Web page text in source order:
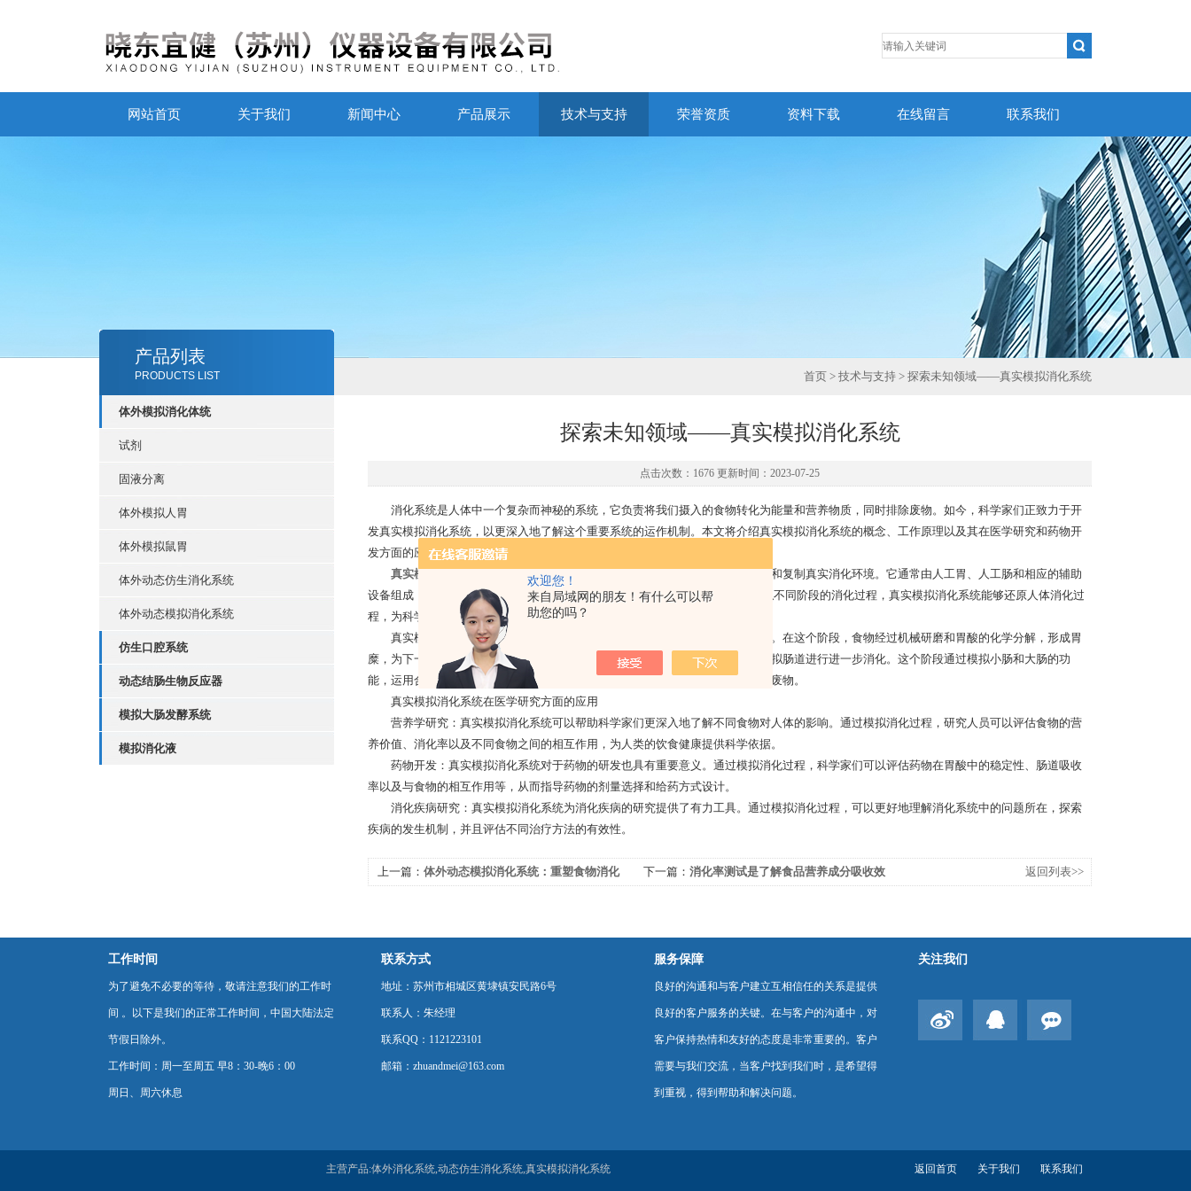
欢迎您！
来自局域网的朋友！有什么可以帮
助您的吗？
网站首页 关于我们 新闻中心 产品展示 技术与支持 荣誉资质 资料下载 在线留言 联系我们
产品列表
PRODUCTS LIST
体外模拟消化体统
试剂
固液分离
体外模拟人胃
体外模拟鼠胃
体外动态仿生消化系统
体外动态模拟消化系统
仿生口腔系统
动态结肠生物反应器
模拟大肠发酵系统
模拟消化液
首页 > 技术与支持 > 探索未知领域——真实模拟消化系统
探索未知领域——真实模拟消化系统
点击次数：1676 更新时间：2023-07-25
消化系统是人体中一个复杂而神秘的系统，它负责将我们摄入的食物转化为能量和营养物质，同时排除废物。如今，科学家们正致力于开
发真实模拟消化系统，以更深入地了解这个重要系统的运作机制。本文将介绍真实模拟消化系统的概念、工作原理以及其在医学研究和药物开
发方面的应用前景。
真实模拟消化系统
是一种基于人体消化系统特点构建的实验设备，旨在模拟和复制真实消化环境。它通常由人工胃、人工肠和相应的辅助
设备组成，可以模拟胃液、胆汁、肠液等生理液体的化学成分和PH值。通过模拟不同阶段的消化过程，真实模拟消化系统能够还原人体消化过
程，为科学家们提供一个近似真实的实验平台。
真实模拟消化系统通过合成酸性胃液和模拟机械刺激，模拟胃部的消化作用。在这个阶段，食物经过机械研磨和胃酸的化学分解，形成胃
糜，为下一步的消化做准备。经过真实模拟消化系统的胃部处理后，食物进入模拟肠道进行进一步消化。这个阶段通过模拟小肠和大肠的功
能，运用合成胆汁和肠液等消化液体，将食物中的营养物质分解吸收，同时排除废物。
真实模拟消化系统在医学研究方面的应用
营养学研究：真实模拟消化系统可以帮助科学家们更深入地了解不同食物对人体的影响。通过模拟消化过程，研究人员可以评估食物的营
养价值、消化率以及不同食物之间的相互作用，为人类的饮食健康提供科学依据。
药物开发：真实模拟消化系统对于药物的研发也具有重要意义。通过模拟消化过程，科学家们可以评估药物在胃酸中的稳定性、肠道吸收
率以及与食物的相互作用等，从而指导药物的剂量选择和给药方式设计。
消化疾病研究：真实模拟消化系统为消化疾病的研究提供了有力工具。通过模拟消化过程，可以更好地理解消化系统中的问题所在，探索
疾病的发生机制，并且评估不同治疗方法的有效性。
上一篇： 体外动态模拟消化系统：重塑食物消化
下一篇： 消化率测试是了解食品营养成分吸收效
返回列表>>
工作时间
为了避免不必要的等待，敬请注意我们的工作时
间 。以下是我们的正常工作时间，中国大陆法定
节假日除外。
工作时间：周一至周五 早8：30-晚6：00
周日、周六休息
联系方式
地址：苏州市相城区黄埭镇安民路6号
联系人：朱经理
联系QQ：1121223101
邮箱：zhuandmei@163.com
服务保障
良好的沟通和与客户建立互相信任的关系是提供
良好的客户服务的关键。在与客户的沟通中，对
客户保持热情和友好的态度是非常重要的。客户
需要与我们交流，当客户找到我们时，是希望得
到重视，得到帮助和解决问题。
关注我们
主营产品:体外消化系统,动态仿生消化系统,真实模拟消化系统 返回首页 关于我们 联系我们